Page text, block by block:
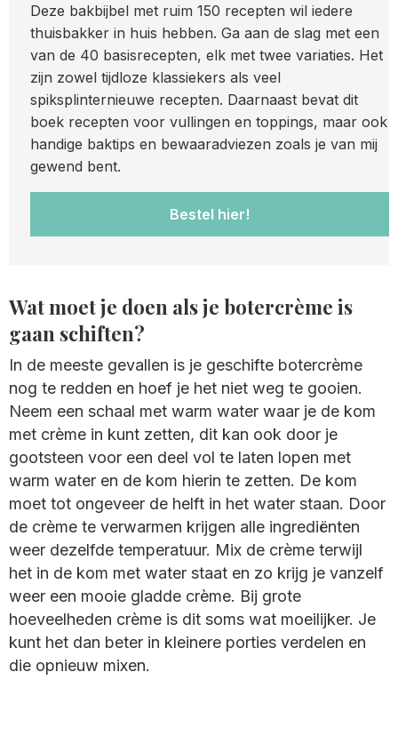
Deze bakbijbel met ruim 150 recepten wil iedere
thuisbakker in huis hebben. Ga aan de slag met een
van de 40 basisrecepten, elk met twee variaties. Het
zijn zowel tijdloze klassiekers als veel
spiksplinternieuwe recepten. Daarnaast bevat dit
boek recepten voor vullingen en toppings, maar ook
handige baktips en bewaaradviezen zoals je van mij
gewend bent.
Bestel hier!
Wat moet je doen als je botercrème is
gaan schiften?
In de meeste gevallen is je geschifte botercrème
nog te redden en hoef je het niet weg te gooien.
Neem een schaal met warm water waar je de kom
met crème in kunt zetten, dit kan ook door je
gootsteen voor een deel vol te laten lopen met
warm water en de kom hierin te zetten. De kom
moet tot ongeveer de helft in het water staan. Door
de crème te verwarmen krijgen alle ingrediënten
weer dezelfde temperatuur. Mix de crème terwijl
het in de kom met water staat en zo krijg je vanzelf
weer een mooie gladde crème. Bij grote
hoeveelheden crème is dit soms wat moeilijker. Je
kunt het dan beter in kleinere porties verdelen en
die opnieuw mixen.